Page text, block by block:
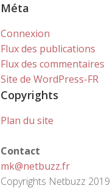
Méta
Connexion
Flux des publications
Flux des commentaires
Site de WordPress-FR
Copyrights
Plan du site
Contact
mk@netbuzz.fr
Copyrights Netbuzz 2019